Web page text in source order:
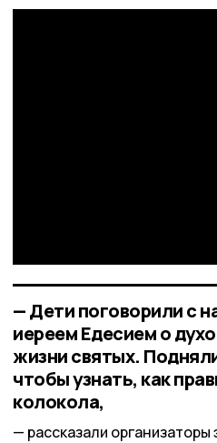
— Дети поговорили с
иереем Едесием о
жизни святых.
чтобы узнать, как
колокола,
рассказали организаторы